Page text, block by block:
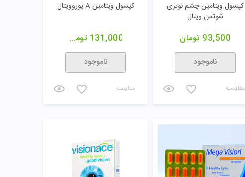
کپسول ویتامین چشم نوتری
شوتس ویتال
93,500 تومان
ناموجود
مقایسـه
کپسول ویتامین A یوروویتال
131,000 تومان
ناموجود
مقایسـه